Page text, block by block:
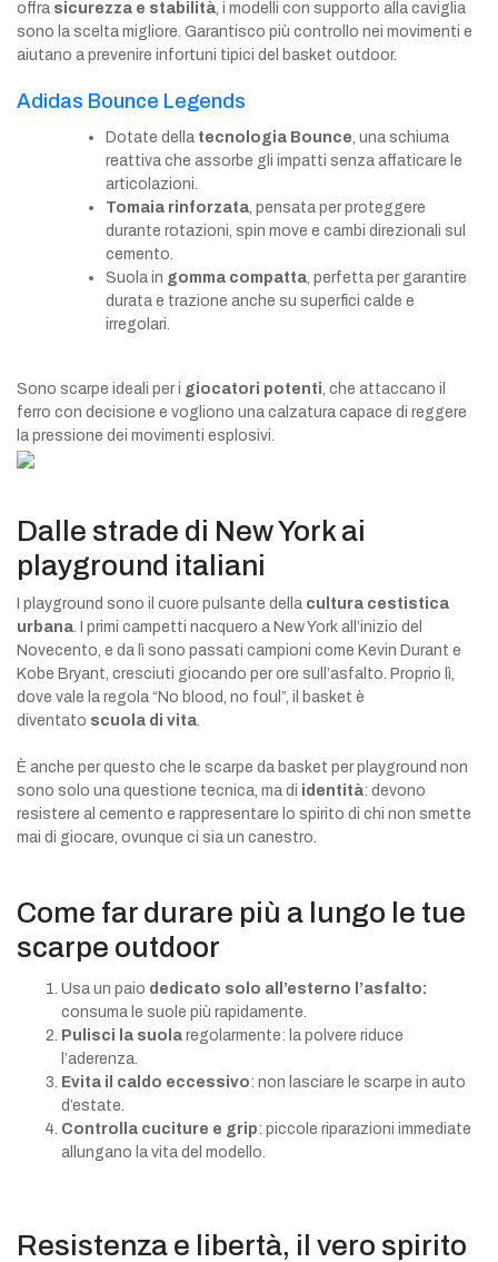
offra sicurezza e stabilità , i modelli con supporto alla caviglia
sono la scelta migliore. Garantisco più controllo nei movimenti e
aiutano a prevenire infortuni tipici del basket outdoor.
Adidas Bounce Legends
Dotate della tecnologia Bounce , una schiuma
reattiva che assorbe gli impatti senza affaticare le
articolazioni.
Tomaia rinforzata , pensata per proteggere
durante rotazioni, spin move e cambi direzionali sul
cemento.
Suola in gomma compatta , perfetta per garantire
durata e trazione anche su superfici calde e
irregolari.
Sono scarpe ideali per i giocatori potenti , che attaccano il
ferro con decisione e vogliono una calzatura capace di reggere
la pressione dei movimenti esplosivi.
Dalle strade di New York ai
playground italiani
I playground sono il cuore pulsante della cultura cestistica
urbana . I primi campetti nacquero a New York all’inizio del
Novecento, e da lì sono passati campioni come Kevin Durant e
Kobe Bryant, cresciuti giocando per ore sull’asfalto. Proprio lì,
dove vale la regola “No blood, no foul”, il basket è
diventato scuola di vita
È anche per questo che le scarpe da basket per playground non
sono solo una questione tecnica, ma di identità: devono
resistere al cemento e rappresentare lo spirito di chi non smette
mai di giocare, ovunque ci sia un canestro.
Come far durare più a lungo le tue
scarpe outdoor
Usa un paio dedicato solo all’esterno l’asfalto:
consuma le suole più rapidamente.
Pulisci la suola regolarmente: la polvere riduce
l’aderenza.
Evita il caldo eccessivo: non lasciare le scarpe in auto
d’estate.
Controlla cuciture e grip: piccole riparazioni immediate
allungano la vita del modello.
Resistenza e libertà, il vero spirito